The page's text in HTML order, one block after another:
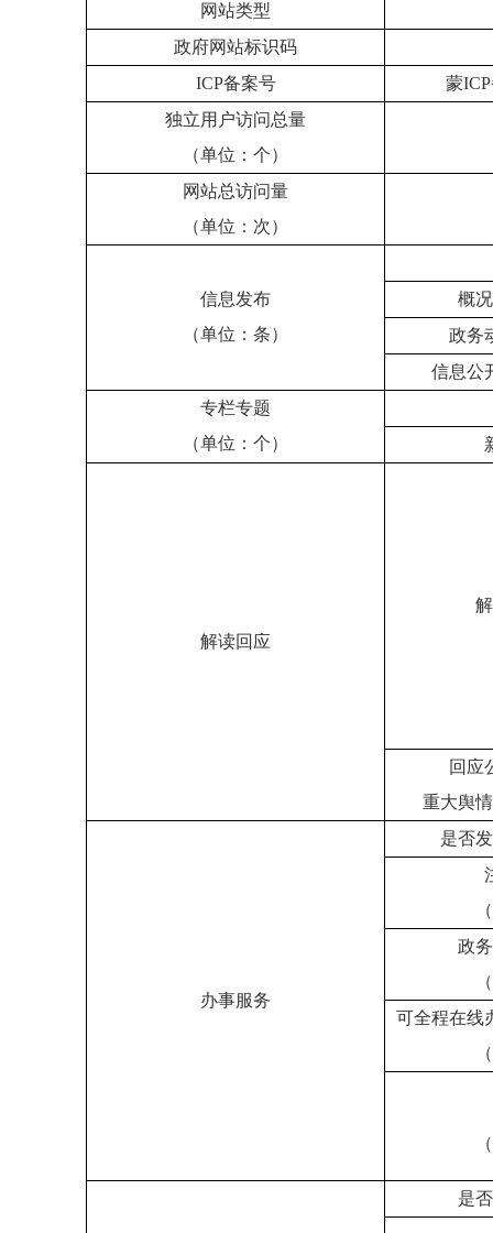
网站类型
政府网站标识码
ICP备案号
蒙
独立用户访问总量
（单位：个）
网站总访问量
（单位：次）
信息发布
（单位：条）
概
政务
信息公
专栏专题
（单位：个）
解读回应
回应
重大舆
办事服务
是否
政
可全程在线
是